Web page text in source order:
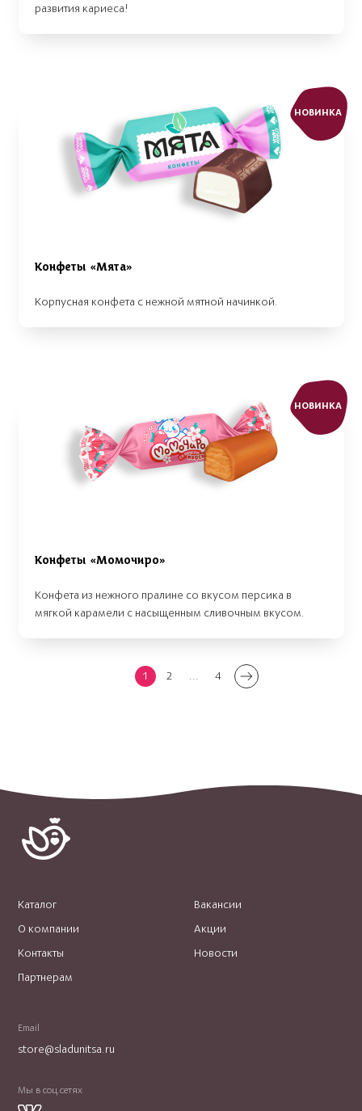
развития кариеса!
НОВИНКА
Конфеты «Мята»
Корпусная конфета с нежной мятной начинкой.
НОВИНКА
Конфеты «Момочиро»
Конфета из нежного пралине со вкусом персика в
мягкой карамели с насыщенным сливочным вкусом.
1 2 ... 4
Каталог
О компании
Контакты
Партнерам
Вакансии
Акции
Новости
Email
store@sladunitsa.ru
Мы в соц.сетях